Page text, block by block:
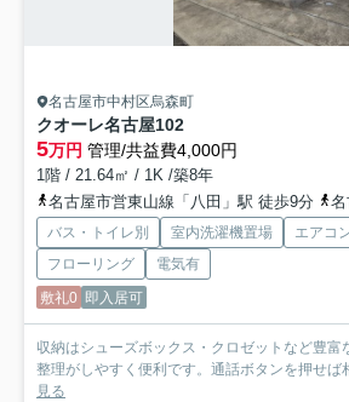
名古屋市中村区烏森町
クオーレ名古屋102
5万円 管理/共益費4,000円
1階 / 21.64㎡ / 1K /築8年
名古屋市営東山線「八田」駅 徒歩9分
名古
バス・トイレ別 室内洗濯機置場 エアコ
フローリング
電気有
敷礼0 即入居可
収納はシューズボックス・クロゼットなど豊富
整理がしやすく便利です。通話ボタンを押せば
見る